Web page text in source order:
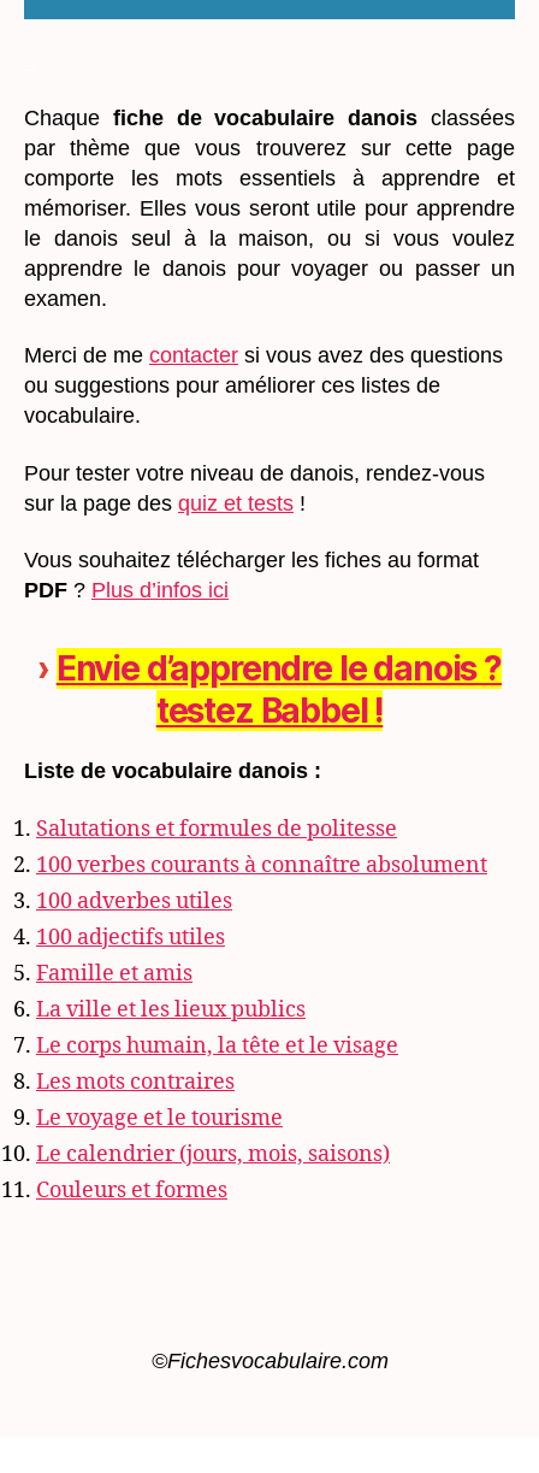
Chaque fiche de vocabulaire danoisclassées
par thème que vous trouverez sur cette page
comporte les mots essentiels à apprendre et
mémoriser. Elles vous seront utile pour apprendre
le danois seul à la maison, ousi vous voulez
apprendre le danois pour voyager ou passer un
examen.
Merci de me contacter si vous avez des questions
ou suggestions pour améliorer ces listes de
vocabulaire.
Pour tester votre niveau de danois, rendez-vous
sur la page des quiz et tests !
Vous souhaitez télécharger les fiches au format
PDF ? Plus d’infos ici
› Envie d’apprendre le danois ?
testez Babbel !
Liste de vocabulaire danois :
Salutations et formules de politesse
100 verbes courants à connaître absolument
100 adverbes utiles
100 adjectifs utiles
Famille et amis
La ville et les lieux publics
Le corps humain, la tête et le visage
Les mots contraires
Le voyage et le tourisme
Le calendrier (jours, mois, saisons)
Couleurs et formes
©Fichesvocabulaire.com